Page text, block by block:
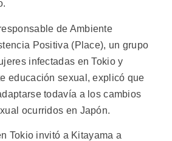
de Ambiente
Positiva (Place), un grupo
infectadas en Tokio y
educación sexual, explicó que
todavía a los cambios
ocurridos en Japón.
Tokio invitó a Kitayama a